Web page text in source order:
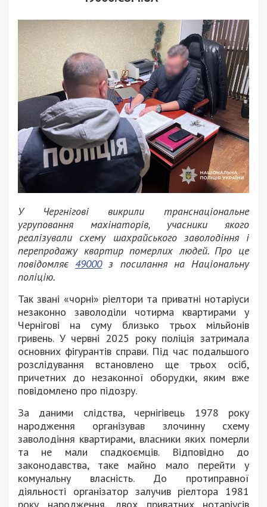
У Чергнігові викрили транснаціональне
угруповання махінаторів, учасники якого
реалізували схему шахрайського заволодіння і
перепродажу квартир померлих людей. Про це
повідомляє49000з посилання на Національну
поліцію.
Так звані «чорні» ріелтори та приватні нотаріуси
незаконно заволоділи чотирма квартирами у
Чернігові на суму близько трьох мільйонів
гривень. У червні 2025 року поліція затримала
основних фігурантів справи. Під час подальшого
розслідування встановлено ще трьох осіб,
причетних до незаконної оборудки, яким вже
повідомлено про підозру.
За даними слідства, чернігівець 1978 року
народження організував злочинну схему
заволодіння квартирами, власники яких померли
та не мали спадкоємців. Відповідно до
законодавства, таке майно мало перейти у
комунальну власність. До протиправної
діяльності організатор залучив ріелтора 1981
року народження, двох приватних нотаріусів